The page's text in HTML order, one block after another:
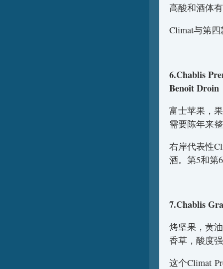
高酸和酒体
Climat与第
6.Chablis
Benoît Droin
富士苹果，
需要陈年来
右岸代表性
酒。第5和第
7.Chablis
烤坚果，黄
香草，酸度
这个Climat